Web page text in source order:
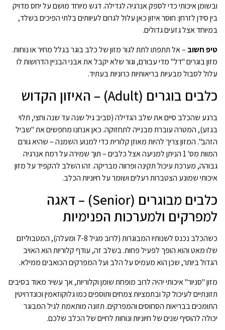
ובשומן איכותי כדי לספק אנרגיה לגדילה. דגש מיוחד מושם על יחס מדויק
בין סידן לזרחן: חוסר איזון כאן עלול לגרום לעיוותים בלתי הפיכים בשלד,
במיוחד אצל גזעים גדולים.
טיפ חשוב – אל תתפתו לתת לגור מזון של כלב בוגר בגלל מחיר או נוחות.
מזון בוגרים "דל" מדי עבורם, וגור שלא יקבל את אבני הבניין הדרושות לו
עלול לסבול מבעיות בריאותיות כרוניות בעתיד.
כלבים בוגרים (Adult) – האיזון הקדוש
ברגע שהכלב סיים את שלב הגדילה (סביב גיל שנה עד שנה וחצי, תלוי
בגזע), המטרה עוברת מבנייה לתחזוקה. כאן אנחנו מחפשים את "שביל
הזהב". המזון צריך להיות מאוזן קלורית כדי למנוע השמנה – שהיא גורם
המוות מס' 1 הניתן למניעה אצל כלבים – תוך שמירה על רמת אנרגיה
גבוהה, מערכת עיכול תקינה ופרווה מבריקה. זהו השלב להקפיד על מזון
איכותי שמונע הצטברות רעלים ושומר על חיוניות הכלב.
כלבים מבוגרים (Senior) – דאגה
למפרקים ולמערכות הפנימיות
כשהכלב נכנס לשנותיו המבוגרות (לרוב מגיל 7-8 ומעלה), המטבוליזם
שלו מאט והוא הופך לפעיל פחות. בשלב זה, עודף קלוריות הוא האויב
הגדול ביותר, שכן הוא מעמיס על הלב ועל המפרקים הכואבים ממילא.
מזון "סניור" איכותי יהיה לרוב מופחת שומן וקלוריות, אך עשיר מאוד בסיבים
תזונתיים לעיכול קל ובתמציות צמחים ותוספים כמו גלוקוזאמין וכונדרויטין
התומכים בבריאות הסחוסים והמפרקים. תזונה מותאמת לגיל המבוגר
יכולה להוסיף שנים של חיוניות ונוחות לחיים של הכלב שלכם.